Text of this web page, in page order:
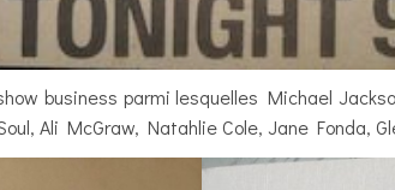
business parmi lesquelles Michael
Ali McGraw, Natahlie Cole, Jane Fonda,